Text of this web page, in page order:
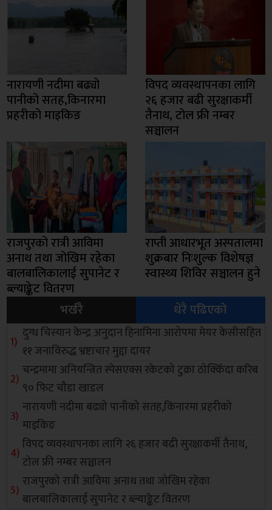
नारायणी नदीमा बढ्यो
पानीको सतह,किनारमा
प्रहरीको माइकिङ
विपद व्यवस्थापनका लागि
२६ हजार बढी सुरक्षाकर्मी
तैनाथ, टोल फ्री नम्बर
सञ्चालन
राजपुरको रात्री आविमा
अनाथ तथा जोखिम रहेका
बालबालिकालाई सुपानेट र
ब्ल्याङ्केट वितरण
राप्ती आधारभूत अस्पतालमा
शुक्रबार निःशुल्क विशेषज्ञ
स्वास्थ्य शिविर सञ्चालन हुने
भर्खरै
धेरै पढिएको
दुग्ध चिस्यान केन्द्र अनुदान हिनामिना आरोपमा मेयर केसीसहित
११ जनाविरुद्ध भ्रष्टाचार मुद्दा दायर
चन्द्रमामा अनियन्त्रित स्पेसएक्स रकेटको टुक्रा ठोक्किँदा करिब
९० फिट चौडा खाडल
नारायणी नदीमा बढ्यो पानीको सतह,किनारमा प्रहरीको
माइकिङ
विपद व्यवस्थापनका लागि २६ हजार बढी सुरक्षाकर्मी तैनाथ,
टोल फ्री नम्बर सञ्चालन
राजपुरको रात्री आविमा अनाथ तथा जोखिम रहेका
बालबालिकालाई सुपानेट र ब्ल्याङ्केट वितरण